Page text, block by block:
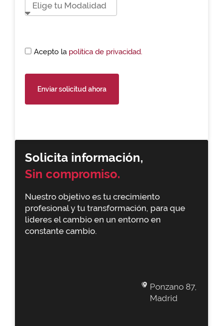
Solicita información,
Sin compromiso.
Nuestro objetivo es tu crecimiento
profesional y tu transformación, para que
lideres el cambio en un entorno en
constante cambio.
Ponzano 87,
Madrid
Acepto la política de privacidad.
Enviar solicitud ahora